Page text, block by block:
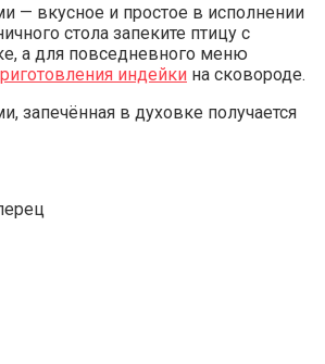
— вкусное и простое в исполнении
стола запеките птицу с
а для повседневного меню
индейки на сковороде.
запечённая в духовке получается